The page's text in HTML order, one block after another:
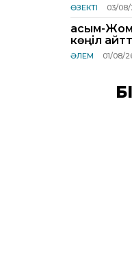
ӨЗЕКТІ 03/08/
Қасым-
көңіл
ӘЛЕМ 01/08/